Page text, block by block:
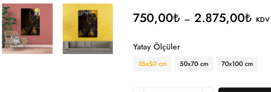
750,00₺ – 2.875,00₺ KDV
Yatay Ölçüler
35x50 cm 50x70 cm 70x100 cm